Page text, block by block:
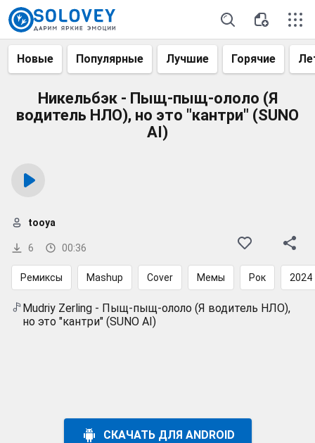
Новые Популярные Лучшие Горячие
Никельбэк - Пыщ-пыщ-ололо (Я
водитель НЛО), но это "кантри" (SUNO
AI)
6 00:36
tooya
Ремиксы Mashup Cover Мемы Рок 2024
Mudriy Zerling - Пыщ-пыщ-ололо (Я водитель НЛО),
но это "кантри" (SUNO AI)
СКАЧАТЬ ДЛЯ ANDROID